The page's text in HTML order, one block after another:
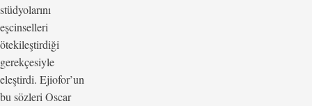
stüdyolarını
eşcinselleri
ötekileştirdiği
gerekçesiyle
eleştirdi. Ejiofor’un
bu sözleri Oscar